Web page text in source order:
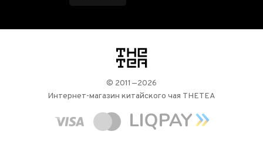
логотип
© 2011—2026
Интернет-магазин китайского чая THETEA